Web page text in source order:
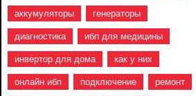
аккумуляторы генераторы
диагностика ибп для медицины
инвертор для дома как у них
онлайн ибп подключение ремонт